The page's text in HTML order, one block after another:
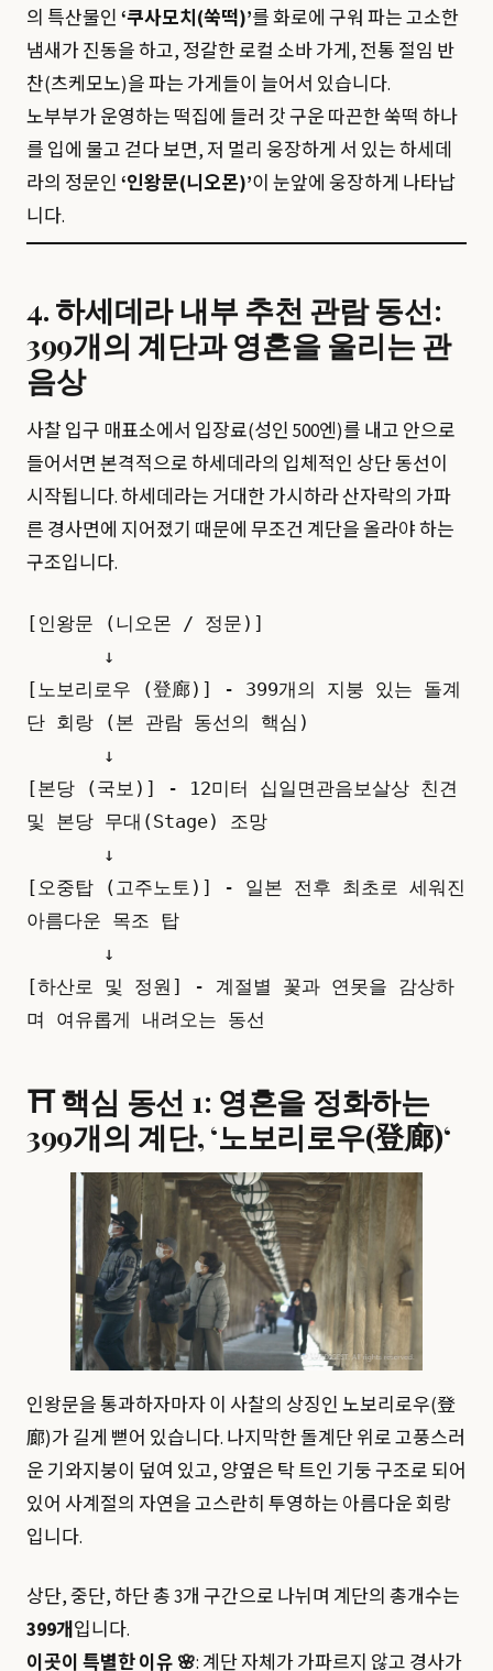
의 특산물인 ‘쿠사모치(쑥떡)’를 화로에 구워 파는 고소한
냄새가 진동을 하고, 정갈한 로컬 소바 가게, 전통 절임 반
찬(츠케모노)을 파는 가게들이 늘어서 있습니다.
노부부가 운영하는 떡집에 들러 갓 구운 따끈한 쑥떡 하나
를 입에 물고 걷다 보면, 저 멀리 웅장하게 서 있는 하세데
라의 정문인 ‘인왕문(니오몬)’이 눈앞에 웅장하게 나타납
니다.
4. 하세데라 내부 추천 관람 동선:
399개의 계단과 영혼을 울리는 관
음상
사찰 입구 매표소에서 입장료(성인 500엔)를 내고 안으로
들어서면 본격적으로 하세데라의 입체적인 상단 동선이
시작됩니다. 하세데라는 거대한 가시하라 산자락의 가파
른 경사면에 지어졌기 때문에 무조건 계단을 올라야 하는
구조입니다.
[인왕문 (니오몬 / 정문)]
[노보리로우 (登廊)] - 399개의 지붕 있는 돌계
단 회랑 (본 관람 동선의 핵심)
[본당 (국보)] - 12미터 십일면관음보살상 친견
및 본당 무대(Stage) 조망
[오중탑 (고주노토)] - 일본 전후 최초로 세워진
아름다운 목조 탑
[하산로 및 정원] - 계절별 꽃과 연못을 감상하
⛩️ 핵심 동선 1: 영혼을 정화하는
399개의 계단, ‘노보리로우(登廊)‘
인왕문을 통과하자마자 이 사찰의 상징인 노보리로우(登
廊)가 길게 뻗어 있습니다. 나지막한 돌계단 위로 고풍스러
운 기와지붕이 덮여 있고, 양옆은 탁 트인 기둥 구조로 되어
있어 사계절의 자연을 고스란히 투영하는 아름다운 회랑
입니다.
상단, 중단, 하단 총 3개 구간으로 나뉘며 계단의 총개수는
399개입니다.
이곳이 특별한 이유 🌸: 계단 자체가 가파르지 않고 경사가